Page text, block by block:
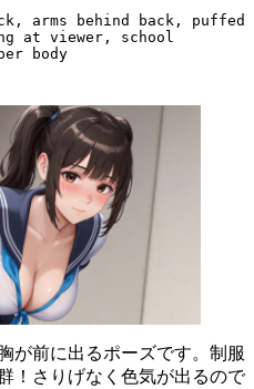
arms behind back, puffed
at viewer, school
body
が前に出るポーズです。制服
！さりげなく色気が出るので